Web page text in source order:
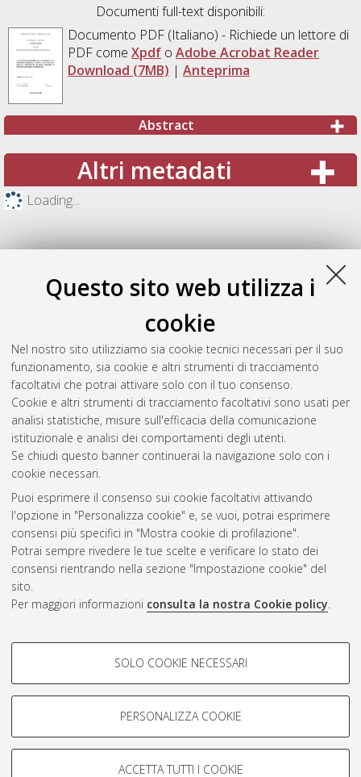
Questo sito web utilizza i
cookie
Nel nostro sito utilizziamo sia cookie tecnici necessari per il suo
funzionamento, sia cookie e altri strumenti di tracciamento
facoltativi che potrai attivare solo con il tuo consenso.
Cookie e altri strumenti di tracciamento facoltativi sono usati per
analisi statistiche, misure sull'efficacia della comunicazione
istituzionale e analisi dei comportamenti degli utenti.
Se chiudi questo banner continuerai la navigazione solo con i
cookie necessari.
Puoi esprimere il consenso sui cookie facoltativi attivando
l'opzione in "Personalizza cookie" e, se vuoi, potrai esprimere
consensi più specifici in "Mostra cookie di profilazione".
Potrai sempre rivedere le tue scelte e verificare lo stato dei
consensi rientrando nella sezione "Impostazione cookie" del
sito.
Per maggiori informazioni consulta la nostra Cookie policy.
COOKIE DI PROFILAZIONE -
Si tratta di cookie utilizzati per analizzare le caratteristiche della
navigazione degli utenti, creare profili in base al loro comportamento
Mostra cookie di profilazione
SOLO COOKIE NECESSARI
PERSONALIZZA COOKIE
ACCETTA TUTTI I COOKIE
Documenti full-text disponibili:
Documento PDF(Italiano) - Richiede un lettore di
PDF come Xpdfo Adobe Acrobat Reader
Download (7MB) | Anteprima
Abstract
Altri metadati
Loading...
Gestione del documento:
Atom
Rss 1.0
Rss 2.0
ISSN: 2038-7946
Impostazioni Cookie
Informativa sulla privacy
Condizioni d’uso del sito